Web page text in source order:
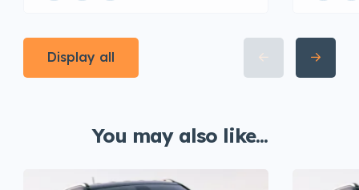
Display all
You may also like...